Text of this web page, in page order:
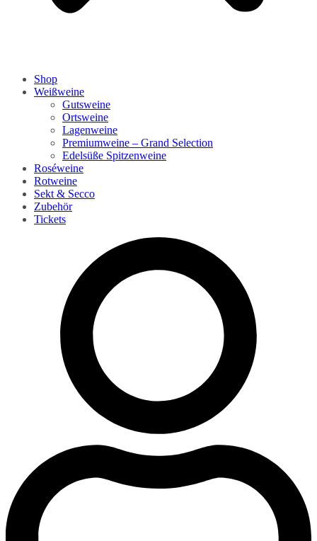
Shop
Weißweine
Gutsweine
Ortsweine
Lagenweine
Premiumweine – Grand Selection
Edelsüße Spitzenweine
Roséweine
Rotweine
Sekt & Secco
Zubehör
Tickets